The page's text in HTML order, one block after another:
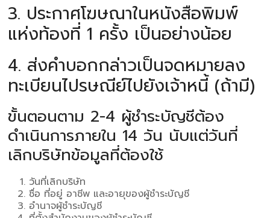
3. ประกาศโฆษณาในหนังสือพิมพ์
แห่งท้องที่ 1 ครั้ง เป็นอย่างน้อย
4. ส่งคำบอกกล่าวเป็นจดหมายลง
ทะเบียนไปรษณีย์ไปยังเจ้าหนี้ (ถ้ามี)
ขั้นตอนตาม 2-4 ผู้ชำระบัญชีต้อง
ดำเนินการภายใน 14 วัน นับแต่วันที่
เลิกบริษัทข้อมูลที่ต้องใช้
วันที่เลิกบริษัท
ชื่อ ที่อยู่ อาชีพ และอายุของผู้ชำระบัญชี
อำนาจผู้ชำระบัญชี